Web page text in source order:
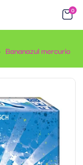
0
Bananazul mercurio